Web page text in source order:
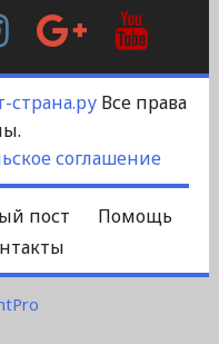
InstagramGoogle
Plus
страна.руВсе права
соглашение
пост
Помощь